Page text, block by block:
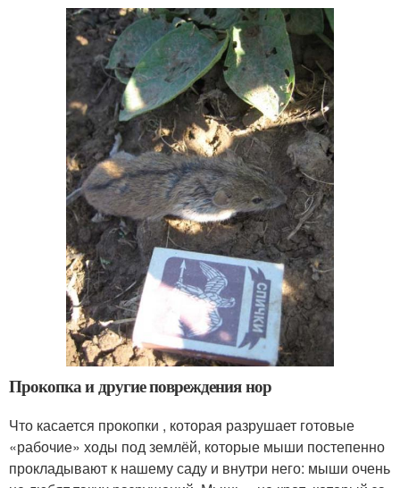
Прокопка и другие повреждения нор
Что касается прокопки , которая разрушает готовые
«рабочие» ходы под землёй, которые мыши постепенно
прокладывают к нашему саду и внутри него: мыши очень